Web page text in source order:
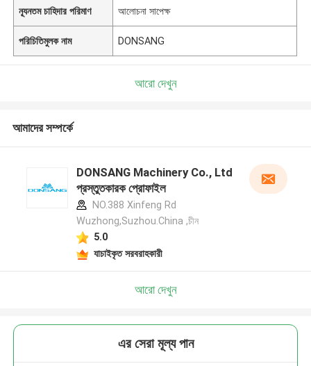
ন্যূনতম চাহিদার পরিমাণ আলোচনা সাপেক্ষ
পরিচিতিমুলক নাম DONSANG
আরো দেখুন
আমাদের সম্পর্কে
DONSANG Machinery Co., Ltd
প্রস্তুতকারক প্রোফাইল
NO.388 Xinfeng Rd
Wuzhong,Suzhou.China ,চীন
5.0
যাচাইকৃত সরবরাহকারী
আরো দেখুন
এর সেরা মূল্য পান